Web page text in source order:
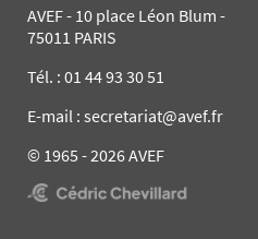
AVEF - 10 place Léon Blum -
75011 PARIS
Tél. : 01 44 93 30 51
E-mail : secretariat@avef.fr
© 1965 - 2026 AVEF